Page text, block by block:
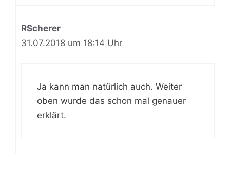
RScherer
31.07.2018 um 18:14 Uhr
Ja kann man natürlich auch. Weiter
oben wurde das schon mal genauer
erklärt.